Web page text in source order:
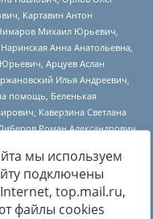
files/reestr-
данные на22.03.2024
мы используем
подключены
top.mail.ru,
файлы cookies